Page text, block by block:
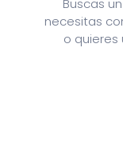
Buscas
necesitas
o quieres